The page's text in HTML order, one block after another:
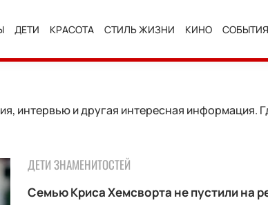
ДЕТИ КРАСОТА СТИЛЬ ЖИЗНИ КИНО СОБЫТИЯ
интервью и другая интересная информация.
ДЕТИ ЗНАМЕНИТОСТЕЙ
Семью Криса Хемсворта не пустили на